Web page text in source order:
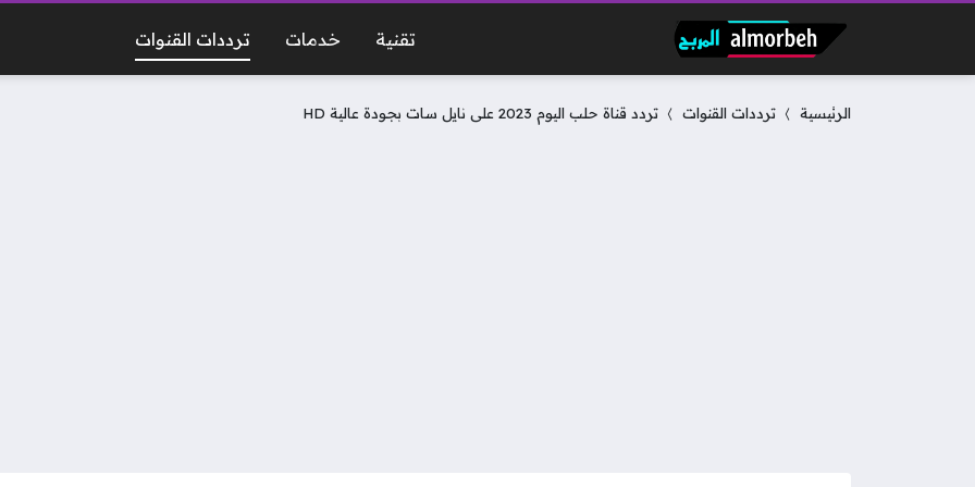
تقنية خدمات ترددات القنوات
الرئيسية ترددات القنوات تردد قناة حلب اليوم 2023 على نايل سات بجودة عالية HD